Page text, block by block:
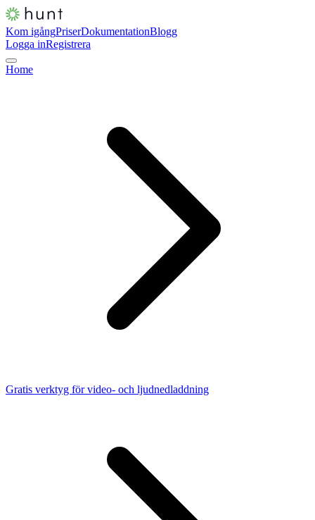
Kom igångPriserDokumentationBlogg
Logga inRegistrera
Home
Gratis verktyg för video- och ljudnedladdning